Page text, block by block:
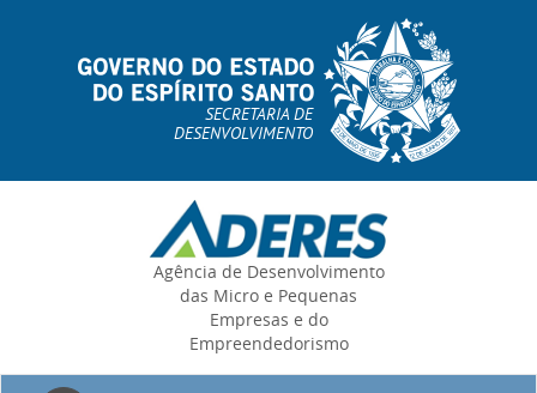
SECRETARIA DE
DESENVOLVIMENTO
Agência de Desenvolvimento
das Micro e Pequenas
Empresas e do
Empreendedorismo